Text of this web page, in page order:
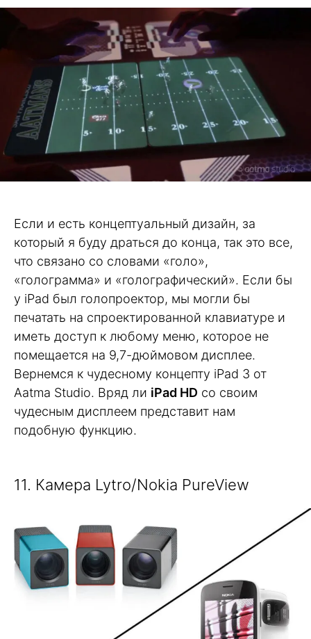
Если и есть концептуальный дизайн, за
который я буду драться до конца, так это все,
что связано со словами «голо»,
«голограмма» и «голографический». Если бы
у iPad был голопроектор, мы могли бы
печатать на спроектированной клавиатуре и
иметь доступ к любому меню, которое не
помещается на 9,7-дюймовом дисплее.
Вернемся к чудесному концепту iPad 3 от
Aatma Studio. Вряд ли iPad HD со своим
чудесным дисплеем представит нам
подобную функцию.
11. Камера Lytro/Nokia PureView